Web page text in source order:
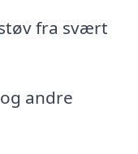
fra svært
andre